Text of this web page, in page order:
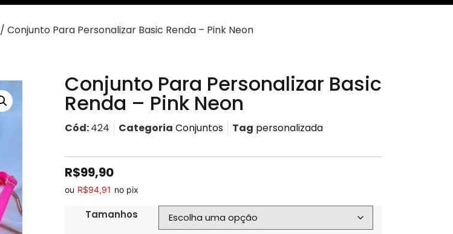
/ Conjunto Para Personalizar Basic Renda – Pink Neon
Conjunto Para Personalizar Basic
Renda – Pink Neon
Cód:424 Categoria Conjuntos Tag personalizada
R$99,90
ou R$94,91 no pix
Tamanhos